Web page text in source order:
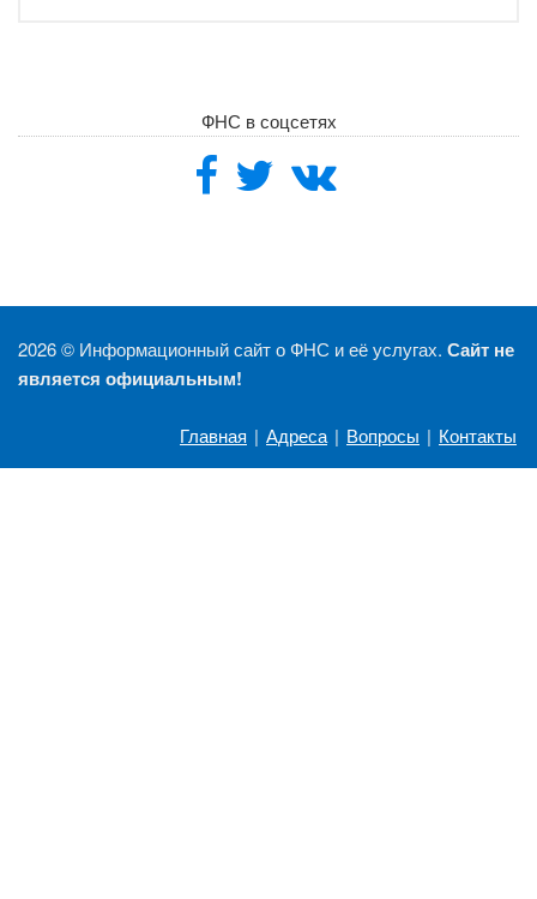
ФНС в соцсетях
2026 © Информационный сайт о ФНС и её услугах. Сайт не
является официальным!
Главная | Адреса | Вопросы | Контакты